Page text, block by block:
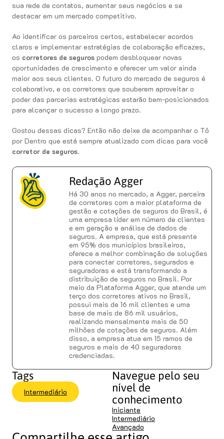
sua rede de contatos, aumentar seus negócios e se
destacar em um mercado competitivo.
Ao identificar os parceiros certos, estabelecer acordos
claros e implementar estratégias de colaboração eficazes,
os corretores de seguros podem desbloquear novas
oportunidades de crescimento e oferecer um valor ainda
maior aos seus clientes. O futuro do mercado de seguros é
colaborativo, e os corretores que souberem aproveitar o
poder das parcerias estratégicas estarão bem-posicionados
para alcançar o sucesso a longo prazo.
Gostou dessas dicas? Então não deixe de acompanhar o Tô
por Dentro que está sempre atualizado com dicas para você
corretor de seguros.
Redação Agger
Há 30 anos no mercado, a Agger, parceira
de corretores com a maior plataforma de
gestão e cotações de seguros do Brasil, é
uma empresa líder em número de clientes
e em geração e análise de dados de
seguros. A empresa, que está presente
em 95% dos municípios brasileiros,
oferece a melhor combinação de soluções
para conectar corretores, segurados e
seguradoras e está transformando a
distribuição de seguros no Brasil. Por
meio da Plataforma Agger, que atende um
terço dos corretores ativos no Brasil,
possui mais de 16 mil clientes e uma
base de mais de 86 mil usuários,
realizando mensalmente mais de 50
milhões de cotações de seguros. Além
disso, a empresa atua em 15 ramos de
seguros e mais de 40 seguradoras
credenciadas.
Tags
Intermediário
Navegue pelo seu
nível de
conhecimento
Iniciante
Intermediário
Avançado